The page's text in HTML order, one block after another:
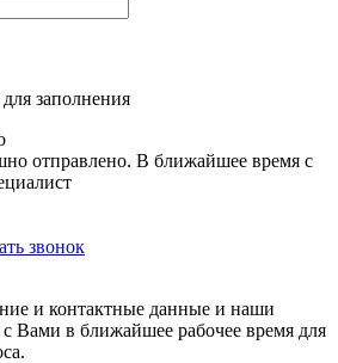
заполнения
отправлено. В ближайшее время с
звонок
и контактные данные и наши
Вами в ближайшее рабочее время для